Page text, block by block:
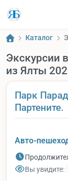
Каталог
Экскурсии
из Ялты
Парк
Партените.
Авто-
Вы увидите: